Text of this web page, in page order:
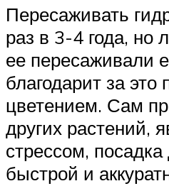
Пересаживать
раз в 3-4 года, но
ее пересаживали
благодарит за
цветением. Сам
других растений,
стрессом,
быстрой и